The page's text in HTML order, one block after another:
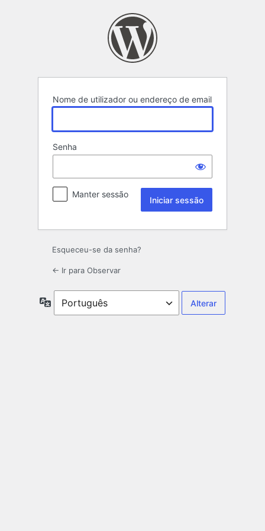
Nome de utilizador ou endereço de email
Senha
Manter sessão
Esqueceu-se da senha?
← Ir para Observar
Idioma